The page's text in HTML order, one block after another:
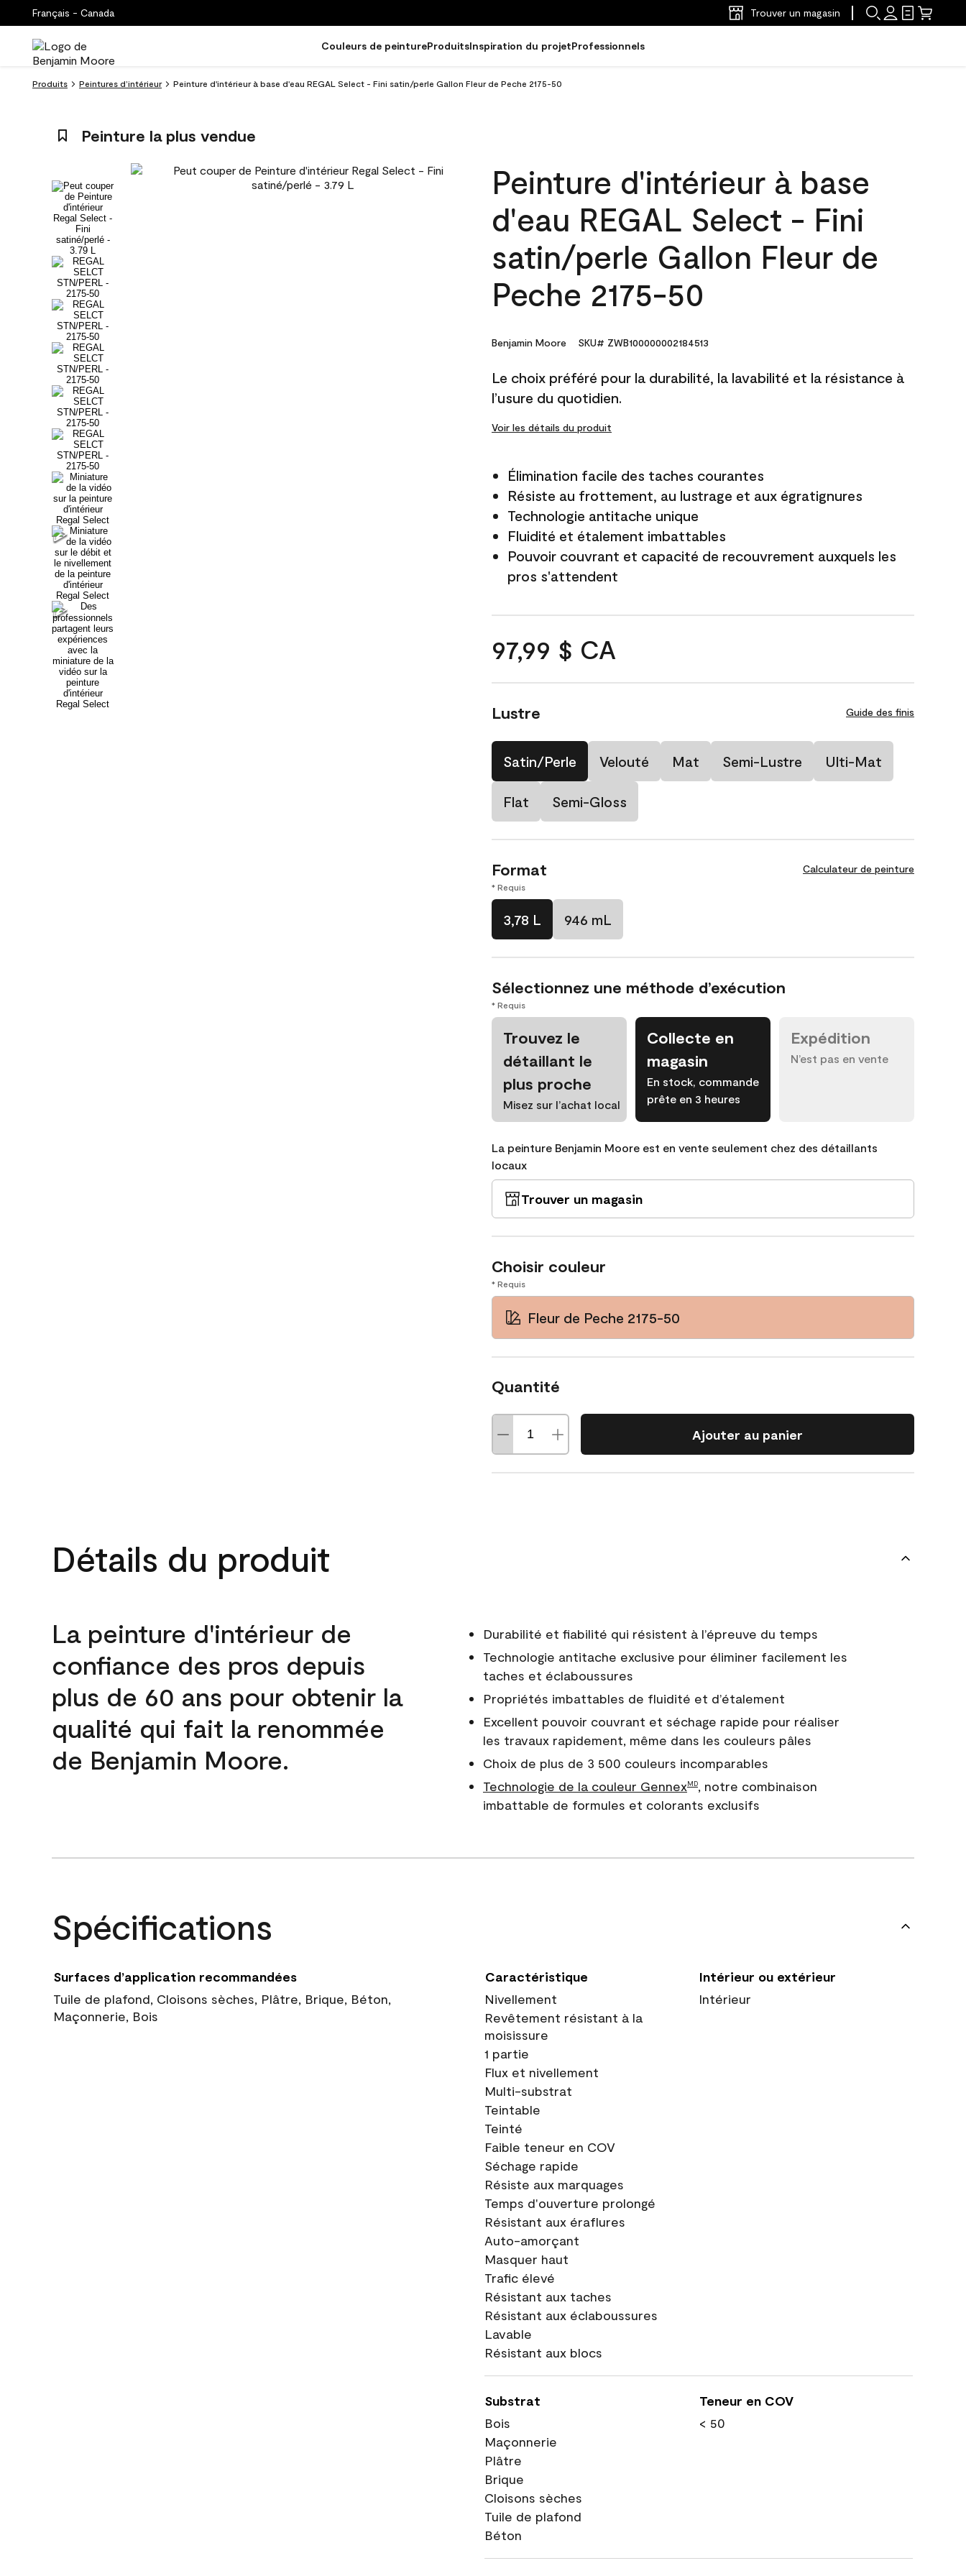
Français - Canada Trouver un magasin
Couleurs de peintureProduitsInspiration du projetProfessionnels
Produits Peintures d’intérieur Peinture d'intérieur à base d'eau REGAL Select - Fini satin/perle Gallon Fleur de Peche 2175-50
Peinture la plus vendue
Peinture d'intérieur à base
d'eau REGAL Select - Fini
satin/perle Gallon Fleur de
Peche 2175-50
Benjamin Moore SKU# ZWB100000002184513
Le choix préféré pour la durabilité, la lavabilité et la résistance à
l’usure du quotidien.
Voir les détails du produit
Élimination facile des taches courantes
Résiste au frottement, au lustrage et aux égratignures
Technologie antitache unique
Fluidité et étalement imbattables
Pouvoir couvrant et capacité de recouvrement auxquels les
pros s'attendent
97,99 $ CA
Lustre Guide des finis
Satin/Perle Velouté Mat Semi-Lustre Ulti-Mat
Flat Semi-Gloss
Format Calculateur de peinture
* Requis
3,78 L 946 mL
Sélectionnez une méthode d’exécution
* Requis
Trouvez le
détaillant le
plus proche
Misez sur l’achat local
Collecte en
magasin
En stock, commande
prête en 3 heures
Expédition
N’est pas en vente
La peinture Benjamin Moore est en vente seulement chez des détaillants
locaux
Trouver un magasin
Choisir couleur
* Requis
Fleur de Peche 2175-50
Quantité
Ajouter au panier
Détails du produit
La peinture d'intérieur de
confiance des pros depuis
plus de 60 ans pour obtenir la
qualité qui fait la renommée
de Benjamin Moore.
Durabilité et fiabilité qui résistent à l’épreuve du temps
Technologie antitache exclusive pour éliminer facilement les
taches et éclaboussures
Propriétés imbattables de fluidité et d’étalement
Excellent pouvoir couvrant et séchage rapide pour réaliser
les travaux rapidement, même dans les couleurs pâles
Choix de plus de 3 500 couleurs incomparables
Technologie de la couleur GennexMD, notre combinaison
imbattable de formules et colorants exclusifs
Spécifications
Surfaces d’application recommandées
Tuile de plafond, Cloisons sèches, Plâtre, Brique, Béton,
Maçonnerie, Bois
Caractéristique
Nivellement
Revêtement résistant à la
moisissure
1 partie
Flux et nivellement
Multi-substrat
Teintable
Teinté
Faible teneur en COV
Séchage rapide
Résiste aux marquages
Temps d'ouverture prolongé
Résistant aux éraflures
Auto-amorçant
Masquer haut
Trafic élevé
Résistant aux taches
Résistant aux éclaboussures
Lavable
Résistant aux blocs
Intérieur ou extérieur
Intérieur
Substrat
Bois
Maçonnerie
Plâtre
Brique
Cloisons sèches
Tuile de plafond
Béton
Teneur en COV
< 50